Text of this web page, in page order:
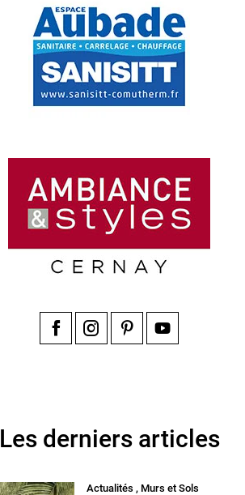
Les derniers articles
Actualités , Murs et Sols